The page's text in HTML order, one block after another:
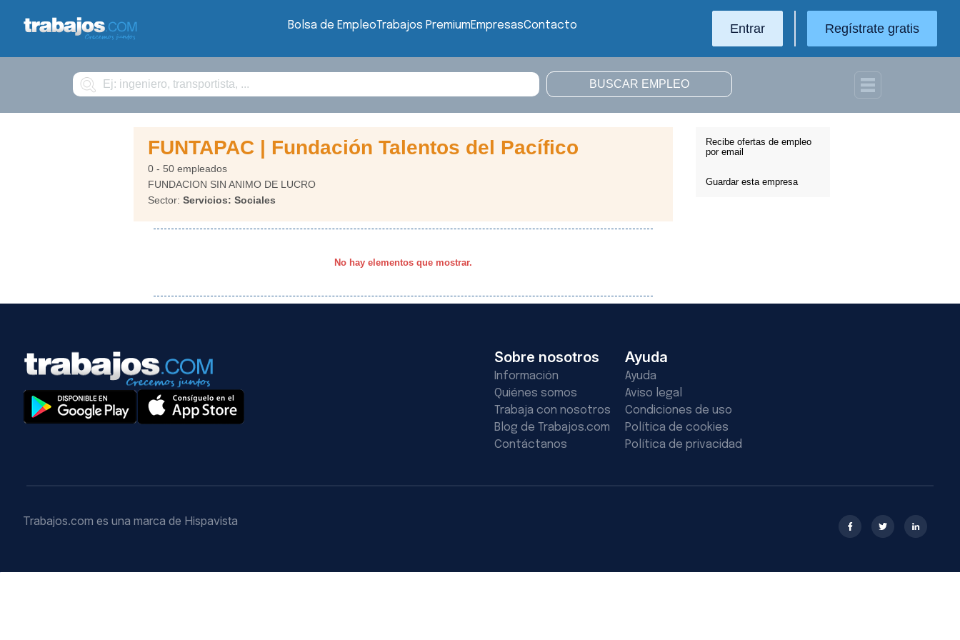
Bolsa de EmpleoTrabajos PremiumEmpresasContacto Entrar Regístrate gratis
Buscar
Recibe ofertas de empleo
por email
Guardar esta empresa
FUNTAPAC | Fundación Talentos del Pacífico
0 - 50 empleados
FUNDACION SIN ANIMO DE LUCRO
Sector: Servicios: Sociales
No hay elementos que mostrar.
Sobre nosotros
Información
Quiénes somos
Trabaja con nosotros
Blog de Trabajos.com
Contáctanos
Ayuda
Ayuda
Aviso legal
Condiciones de uso
Política de cookies
Política de privacidad
Trabajos.com es una marca de Hispavista